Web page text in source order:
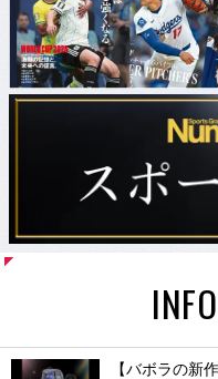
【バボラの新